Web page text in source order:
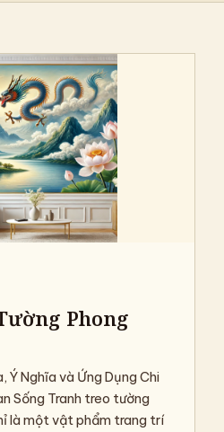
Phong
Ý Nghĩa và Ứng Dụng Chi
Sống Tranh treo tường
là một vật phẩm trang trí